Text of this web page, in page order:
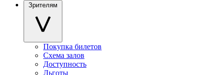
Зрителям
Покупка билетов
Схема залов
Доступность
Льготы